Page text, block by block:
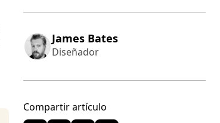
James Bates
Diseñador
Compartir artículo